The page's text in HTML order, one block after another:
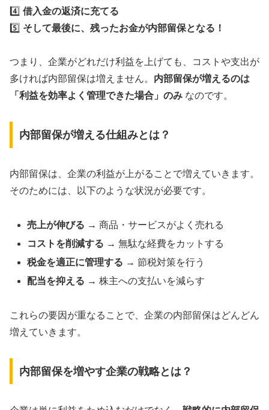
4️⃣ 借入金の返済に充てる
5️⃣ そして最後に、残ったお金が内部留保となる！
つまり、企業がどれだけ利益を上げても、コストや支出が
多ければ内部留保は増えません。 内部留保が増えるのは
「利益を効率よく管理できた場合」のみ なのです。
内部留保が増える仕組みとは？
内部留保は、企業の利益が上がることで増えていきます。
そのためには、以下のような状況が必要です。
売上が伸びる → 商品・サービスがよく売れる
コストを削減する → 無駄な経費をカットする
税金を適正に管理する → 節税対策を行う
配当を抑える → 株主への支払いを減らす
これらの要因が重なることで、企業の内部留保はどんどん
増えていきます。
内部留保を増やす企業の戦略とは？